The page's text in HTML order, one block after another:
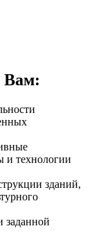
Вам:
и технологии
зданий,
заданной